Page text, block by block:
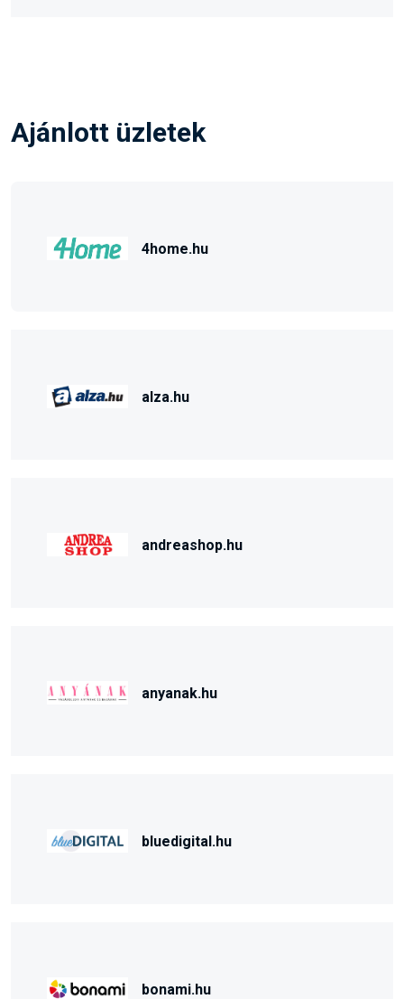
Ajánlott üzletek
4home.hu
alza.hu
andreashop.hu
anyanak.hu
bluedigital.hu
bonami.hu